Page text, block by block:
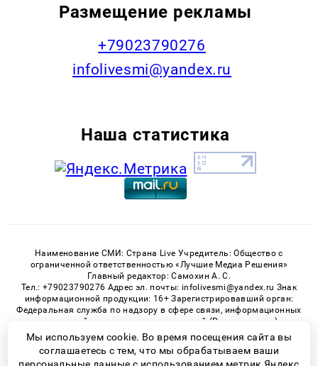
Размещение рекламы
+79023790276
infolivesmi@yandex.ru
Наша статистика
Наименование СМИ: Страна Live Учредитель: Общество с
ограниченной ответственностью «Лучшие Медиа Решения»
Главный редактор: Самохин А. С.
Тел.: +79023790276 Адрес эл. почты: infolivesmi@yandex.ru Знак
информационной продукции: 16+ Зарегистрировавший орган:
Федеральная служба по надзору в сфере связи, информационных
технологий и массовых коммуникаций (Роскомнадзор)
Регистрационный номер СМИ ЭЛ № ФС 77 - 82538 от 21.01.2022
Мы используем cookie. Во время посещения сайта вы
соглашаетесь с тем, что мы обрабатываем ваши